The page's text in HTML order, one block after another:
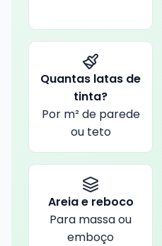
Quantas latas de
tinta?
Por m² de parede
ou teto
Areia e reboco
Para massa ou
emboço